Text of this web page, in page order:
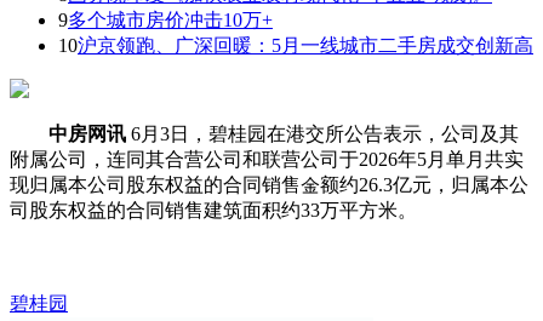
9多个城市房价冲击10万+
10沪京领跑、广深回暖：5月一线城市二手房成交创新高
中房网讯 6月3日，碧桂园在港交所公告表示，公司及其
附属公司，连同其合营公司和联营公司于2026年5月单月共实
现归属本公司股东权益的合同销售金额约26.3亿元，归属本公
司股东权益的合同销售建筑面积约33万平方米。
碧桂园